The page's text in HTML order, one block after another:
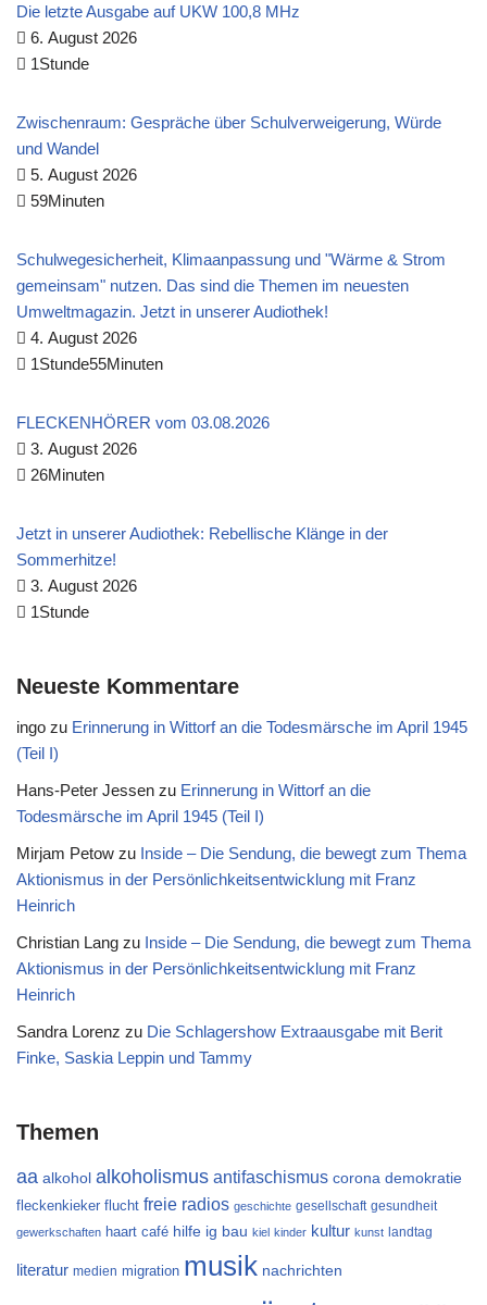
Die letzte Ausgabe auf UKW 100,8 MHz
6. August 2026
1Stunde
Zwischenraum: Gespräche über Schulverweigerung, Würde
und Wandel
5. August 2026
59Minuten
Schulwegesicherheit, Klimaanpassung und "Wärme & Strom
gemeinsam" nutzen. Das sind die Themen im neuesten
Umweltmagazin. Jetzt in unserer Audiothek!
4. August 2026
1Stunde55Minuten
FLECKENHÖRER vom 03.08.2026
3. August 2026
26Minuten
Jetzt in unserer Audiothek: Rebellische Klänge in der
Sommerhitze!
3. August 2026
1Stunde
Neueste Kommentare
ingo zu Erinnerung in Wittorf an die Todesmärsche im April 1945
(Teil I)
Hans-Peter Jessen zu Erinnerung in Wittorf an die
Todesmärsche im April 1945 (Teil I)
Mirjam Petow zu Inside – Die Sendung, die bewegt zum Thema
Aktionismus in der Persönlichkeitsentwicklung mit Franz
Heinrich
Christian Lang zu Inside – Die Sendung, die bewegt zum Thema
Aktionismus in der Persönlichkeitsentwicklung mit Franz
Heinrich
Sandra Lorenz zu Die Schlagershow Extraausgabe mit Berit
Finke, Saskia Leppin und Tammy
Themen
aa alkohol alkoholismus antifaschismus corona demokratie
fleckenkieker flucht freie radios geschichte gesellschaft gesundheit
gewerkschaften haart café hilfe ig bau kiel kinder kultur kunst landtag
literatur medien migration musik nachrichten